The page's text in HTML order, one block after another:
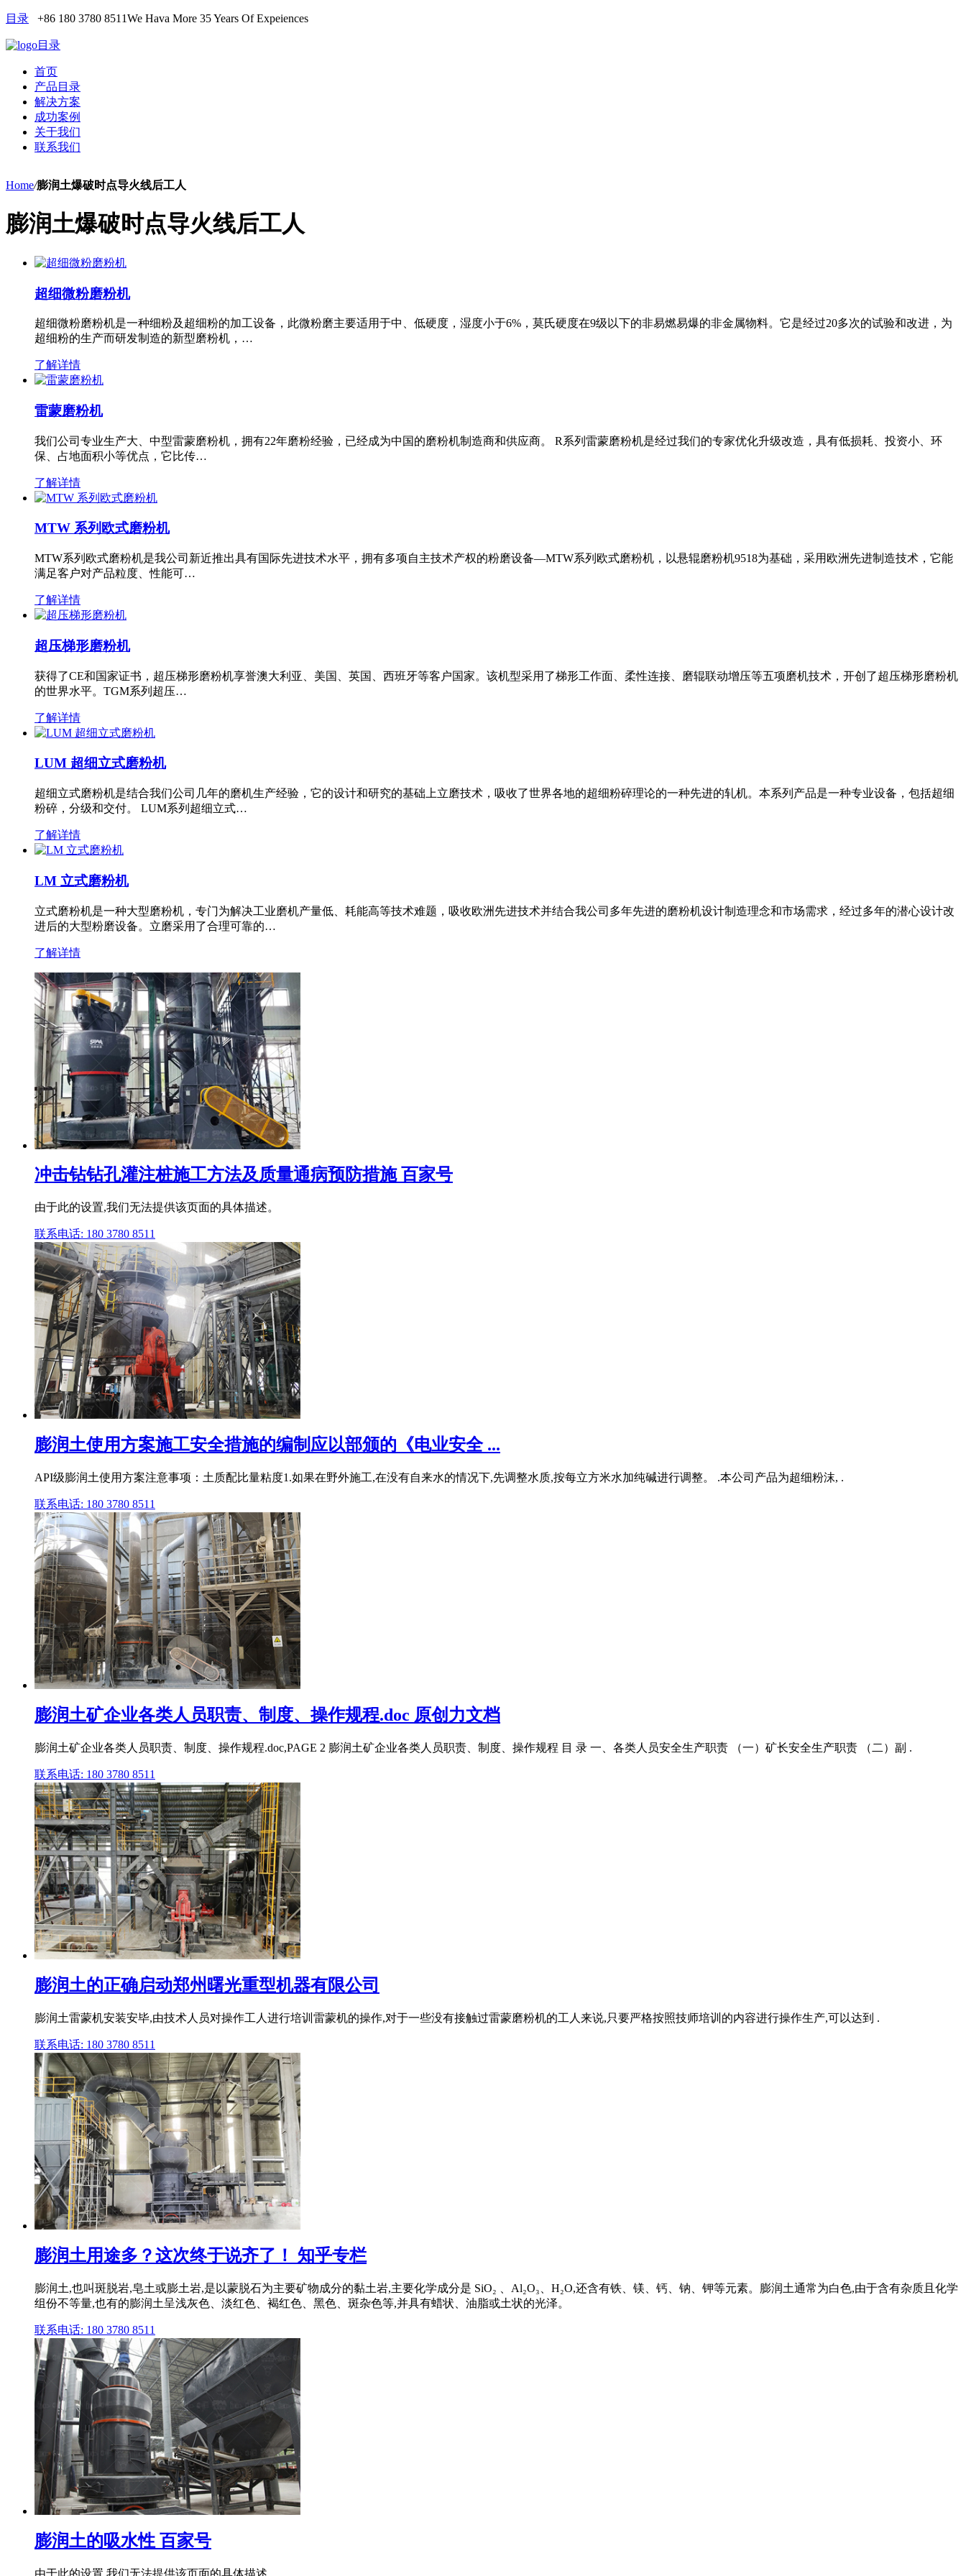
目录 +86 180 3780 8511We Hava More 35 Years Of Expeiences
目录
首页
产品目录
解决方案
成功案例
关于我们
联系我们
Home/膨润土爆破时点导火线后工人
膨润土爆破时点导火线后工人
超细微粉磨粉机
超细微粉磨粉机是一种细粉及超细粉的加工设备，此微粉磨主要适用于中、低硬度，湿度小于6%，莫氏硬度在9级以下的非易燃易爆的非金属物料。它是经过20多次的试验和改进，为
超细粉的生产而研发制造的新型磨粉机，…
了解详情
雷蒙磨粉机
我们公司专业生产大、中型雷蒙磨粉机，拥有22年磨粉经验，已经成为中国的磨粉机制造商和供应商。 R系列雷蒙磨粉机是经过我们的专家优化升级改造，具有低损耗、投资小、环
保、占地面积小等优点，它比传…
了解详情
MTW 系列欧式磨粉机
MTW系列欧式磨粉机是我公司新近推出具有国际先进技术水平，拥有多项自主技术产权的粉磨设备—MTW系列欧式磨粉机，以悬辊磨粉机9518为基础，采用欧洲先进制造技术，它能
满足客户对产品粒度、性能可…
了解详情
超压梯形磨粉机
获得了CE和国家证书，超压梯形磨粉机享誉澳大利亚、美国、英国、西班牙等客户国家。该机型采用了梯形工作面、柔性连接、磨辊联动增压等五项磨机技术，开创了超压梯形磨粉机
的世界水平。TGM系列超压…
了解详情
LUM 超细立式磨粉机
超细立式磨粉机是结合我们公司几年的磨机生产经验，它的设计和研究的基础上立磨技术，吸收了世界各地的超细粉碎理论的一种先进的轧机。本系列产品是一种专业设备，包括超细
粉碎，分级和交付。 LUM系列超细立式…
了解详情
LM 立式磨粉机
立式磨粉机是一种大型磨粉机，专门为解决工业磨机产量低、耗能高等技术难题，吸收欧洲先进技术并结合我公司多年先进的磨粉机设计制造理念和市场需求，经过多年的潜心设计改
进后的大型粉磨设备。立磨采用了合理可靠的…
了解详情
冲击钻钻孔灌注桩施工方法及质量通病预防措施 百家号
由于此的设置,我们无法提供该页面的具体描述。
联系电话: 180 3780 8511
膨润土使用方案施工安全措施的编制应以部颁的《电业安全 ...
API级膨润土使用方案注意事项：土质配比量粘度1.如果在野外施工,在没有自来水的情况下,先调整水质,按每立方米水加纯碱进行调整。 .本公司产品为超细粉沫, .
联系电话: 180 3780 8511
膨润土矿企业各类人员职责、制度、操作规程.doc 原创力文档
膨润土矿企业各类人员职责、制度、操作规程.doc,PAGE 2 膨润土矿企业各类人员职责、制度、操作规程 目 录 一、各类人员安全生产职责 （一）矿长安全生产职责 （二）副 .
联系电话: 180 3780 8511
膨润土的正确启动郑州曙光重型机器有限公司
膨润土雷蒙机安装安毕,由技术人员对操作工人进行培训雷蒙机的操作,对于一些没有接触过雷蒙磨粉机的工人来说,只要严格按照技师培训的内容进行操作生产,可以达到 .
联系电话: 180 3780 8511
膨润土用途多？这次终于说齐了！ 知乎专栏
膨润土,也叫斑脱岩,皂土或膨土岩,是以蒙脱石为主要矿物成分的黏土岩,主要化学成分是 SiO₂ 、Al₂O₃、H₂O,还含有铁、镁、钙、钠、钾等元素。膨润土通常为白色,由于含有杂质且化学
组份不等量,也有的膨润土呈浅灰色、淡红色、褐红色、黑色、斑杂色等,并具有蜡状、油脂或土状的光泽。
联系电话: 180 3780 8511
膨润土的吸水性 百家号
由于此的设置,我们无法提供该页面的具体描述。